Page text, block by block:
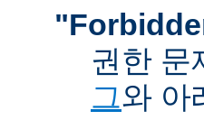
권한
그와 아